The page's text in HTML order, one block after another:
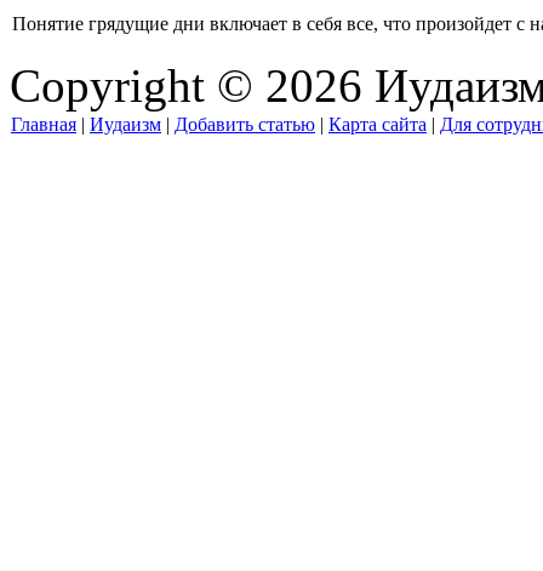
Понятие грядущие дни включает в себя все, что произойдет
Copyright © 2026
Главная | Иудаизм | Добавить статью | Карта сайта | Для